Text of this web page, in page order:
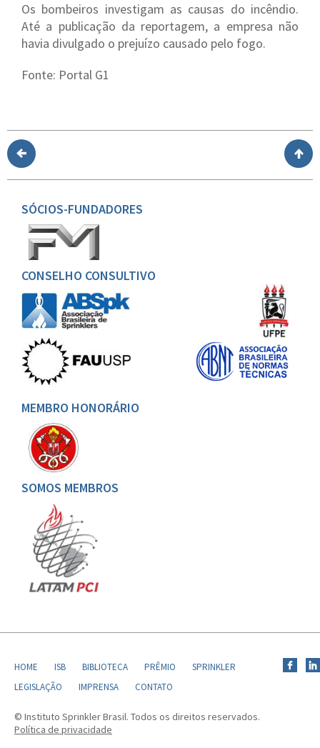
Os bombeiros investigam as causas do incêndio.
Até a publicação da reportagem, a empresa não
havia divulgado o prejuízo causado pelo fogo.
Fonte: Portal G1
SÓCIOS-FUNDADORES
CONSELHO CONSULTIVO
MEMBRO HONORÁRIO
SOMOS MEMBROS
HOME ISB BIBLIOTECA PRÊMIO
SPRINKLER
LEGISLAÇÃO
IMPRENSA CONTATO
© Instituto Sprinkler Brasil. Todos os direitos reservados.
Política de privacidade